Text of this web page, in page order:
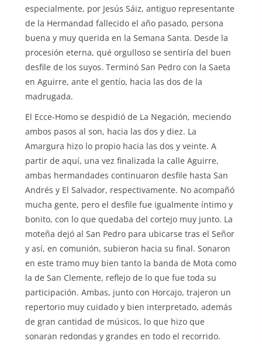
especialmente, por Jesús Sáiz, antiguo representante
de la Hermandad fallecido el año pasado, persona
buena y muy querida en la Semana Santa. Desde la
procesión eterna, qué orgulloso se sentiría del buen
desfile de los suyos. Terminó San Pedro con la Saeta
en Aguirre, ante el gentío, hacia las dos de la
madrugada.
El Ecce-Homo se despidió de La Negación, meciendo
ambos pasos al son, hacia las dos y diez. La
Amargura hizo lo propio hacia las dos y veinte. A
partir de aquí, una vez finalizada la calle Aguirre,
ambas hermandades continuaron desfile hasta San
Andrés y El Salvador, respectivamente. No acompañó
mucha gente, pero el desfile fue igualmente íntimo y
bonito, con lo que quedaba del cortejo muy junto. La
moteña dejó al San Pedro para ubicarse tras el Señor
y así, en comunión, subieron hacia su final. Sonaron
en este tramo muy bien tanto la banda de Mota como
la de San Clemente, reflejo de lo que fue toda su
participación. Ambas, junto con Horcajo, trajeron un
repertorio muy cuidado y bien interpretado, además
de gran cantidad de músicos, lo que hizo que
sonaran redondas y grandes en todo el recorrido.